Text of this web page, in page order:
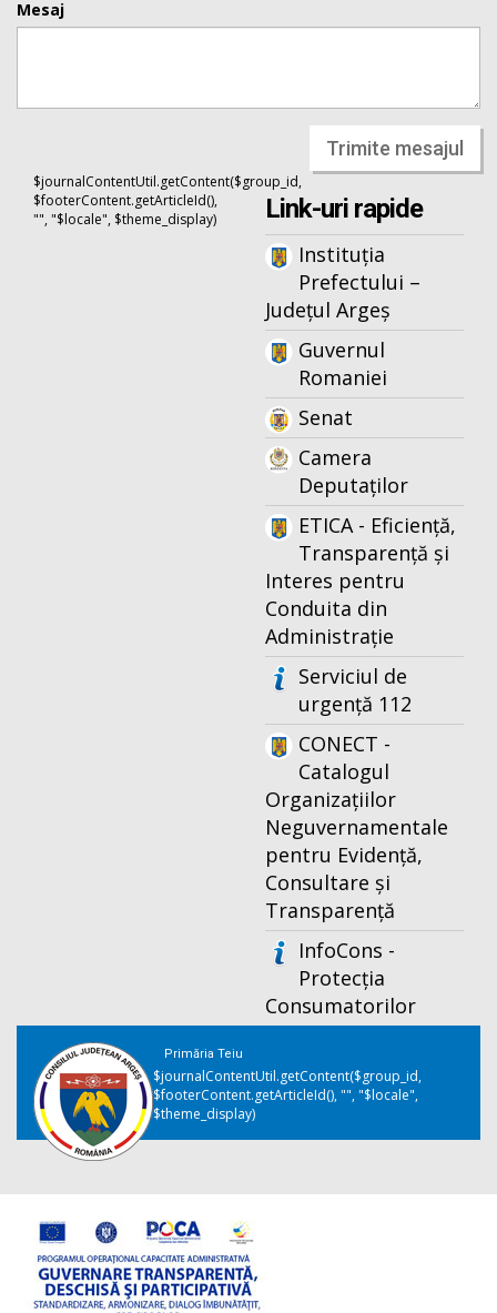
Mesaj
Trimite mesajul
$journalContentUtil.getContent($group_id,
$footerContent.getArticleId(),
"", "$locale", $theme_display)
Link-uri rapide
Instituția
Prefectului –
Județul Argeș
Guvernul
Romaniei
Senat
Camera
Deputaților
ETICA - Eficiență,
Transparență și
Interes pentru
Conduita din
Administrație
Serviciul de
urgență 112
CONECT -
Catalogul
Organizațiilor
Neguvernamentale
pentru Evidență,
Consultare și
Transparență
InfoCons -
Protecția
Consumatorilor
Primăria Teiu
$journalContentUtil.getContent($group_id,
$footerContent.getArticleId(), "", "$locale",
$theme_display)